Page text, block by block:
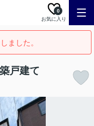
お気に入り
0
ました。
戸建て